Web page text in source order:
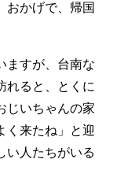
おかげで、帰国
ますが、台南な
れると、とくに
じいちゃんの家
く来たね」と迎
い人たちがいる